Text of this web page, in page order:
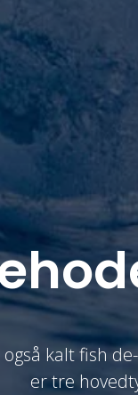
kalt fish
er tre